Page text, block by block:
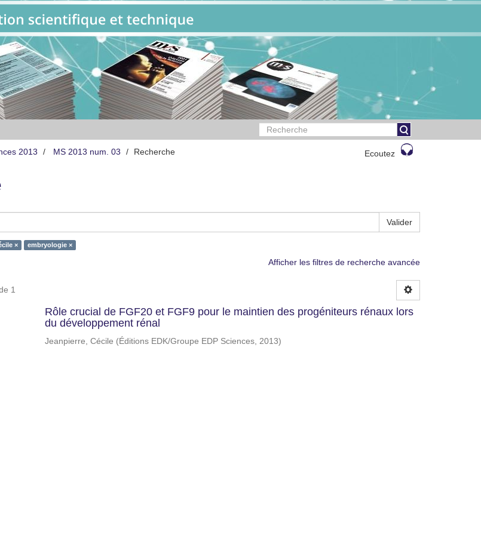
2013 MS 2013 num. 03 Recherche Ecoutez
Valider
× embryologie ×
Afficher les filtres de recherche avancée
1
Rôle crucial de FGF20 et FGF9 pour le maintien des progéniteurs rénaux lors
du développement rénal
Jeanpierre, Cécile (Éditions EDK/Groupe EDP Sciences, 2013)